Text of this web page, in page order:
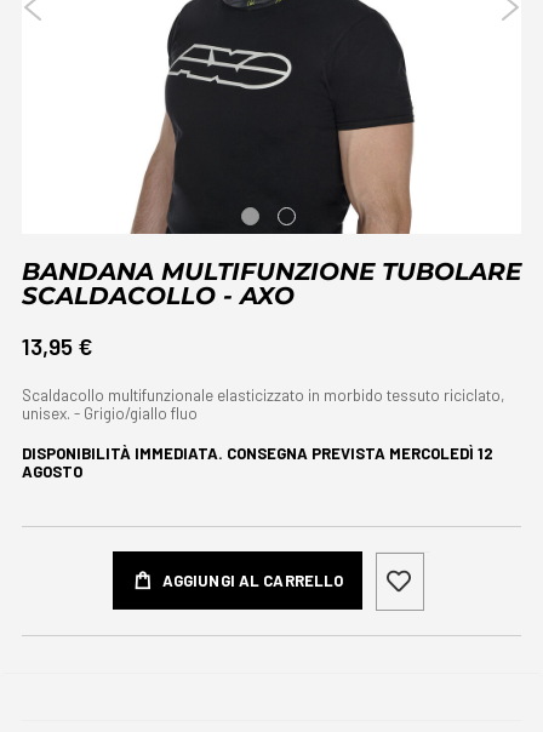
BANDANA MULTIFUNZIONE TUBOLARE
SCALDACOLLO - AXO
13,95 €
Scaldacollo multifunzionale elasticizzato in morbido tessuto riciclato,
unisex. - Grigio/giallo fluo
DISPONIBILITÀ IMMEDIATA. CONSEGNA PREVISTA MERCOLEDÌ 12
AGOSTO
AGGIUNGI AL CARRELLO